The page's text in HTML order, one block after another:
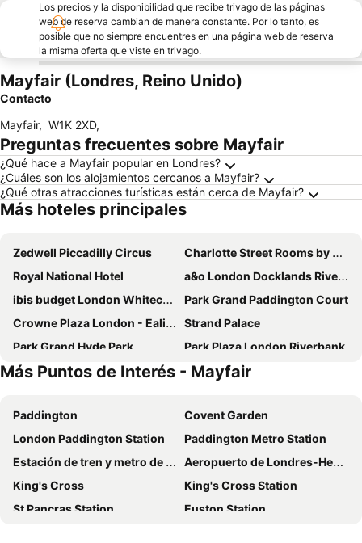
Los precios y la disponibilidad que recibe trivago de las páginas
web de reserva cambian de manera constante. Por lo tanto, es
posible que no siempre encuentres en una página web de reserva
la misma oferta que viste en trivago.
Mayfair (Londres, Reino Unido)
Contacto
Mayfair, W1K 2XD,
Preguntas frecuentes sobre Mayfair
¿Qué hace a Mayfair popular en Londres?
¿Cuáles son los alojamientos cercanos a Mayfair?
¿Qué otras atracciones turísticas están cerca de Mayfair?
Más hoteles principales
Zedwell Piccadilly Circus
Charlotte Street Rooms by News Hotel
Royal National Hotel
a&o London Docklands Riverside
ibis budget London Whitechapel - Brick Lane
Park Grand Paddington Court
Crowne Plaza London - Ealing By Ihg
Strand Palace
Park Grand Hyde Park
Park Plaza London Riverbank
Travelodge London Central City Road
President Hotel
hub by Premier Inn London Westminster Abbey hotel
Moxy London Piccadilly Circus
STG Hotel Oxford Street
White House Hotel
Assembly Leicester Square
Grand Royale Hyde Park
Park Plaza Westminster Bridge Hotel
Britannia Inn Hotel
Zedwell Underground Hotel Tottenham Court Rd
City Sleeper At Royal National
Más Puntos de Interés - Mayfair
Paddington
Covent Garden
London Paddington Station
Paddington Metro Station
Estación de tren y metro de Victoria
Aeropuerto de Londres-Heathrow
King's Cross
King's Cross Station
St Pancras Station
Euston Station